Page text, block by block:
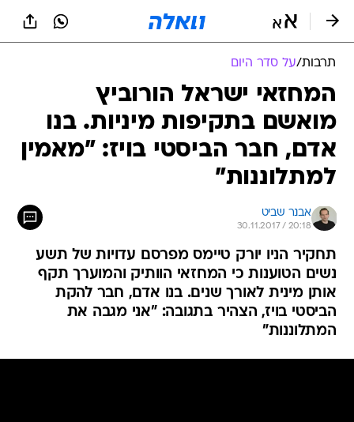
תרבות/על סדר היום
המחזאי ישראל הורוביץ
מואשם בתקיפות מיניות. בנו
אדם, חבר הביסטי בויז: "מאמין
למתלוננות"
אבנר שביט
30.11.2017 / 20:18
תחקיר הניו יורק טיימס מפרסם עדויות של תשע
נשים הטוענות כי המחזאי הוותיק והמוערך תקף
אותן מינית לאורך שנים. בנו אדם, חבר להקת
הביסטי בויז, הצהיר בתגובה: "אני מגבה את
המתלוננות"